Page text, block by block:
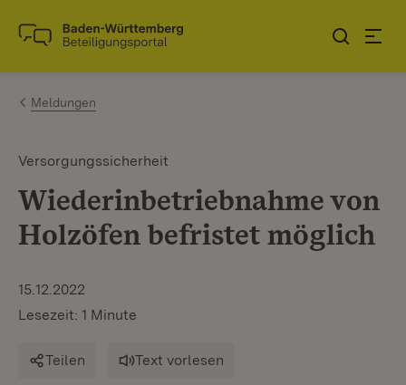
Zum Inhalt springen
Link zur Startseite
Meldungen
Versorgungssicherheit
Wiederinbetriebnahme von
Holzöfen befristet möglich
15.12.2022
Lesezeit: 1 Minute
Teilen Text vorlesen